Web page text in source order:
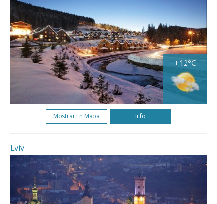
+12°C
Mostrar En Mapa Info
Lviv